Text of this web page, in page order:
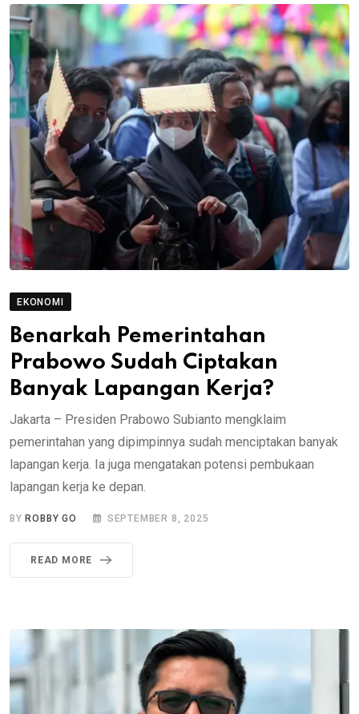
EKONOMI
Benarkah Pemerintahan
Prabowo Sudah Ciptakan
Banyak Lapangan Kerja?
Jakarta – Presiden Prabowo Subianto mengklaim
pemerintahan yang dipimpinnya sudah menciptakan banyak
lapangan kerja. Ia juga mengatakan potensi pembukaan
lapangan kerja ke depan.
BY ROBBY GO SEPTEMBER 8, 2025
READ MORE